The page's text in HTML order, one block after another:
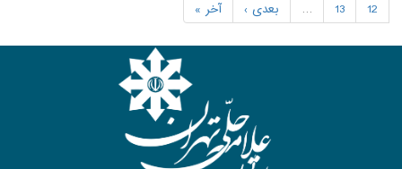
12
13
… بعدی › آخر »